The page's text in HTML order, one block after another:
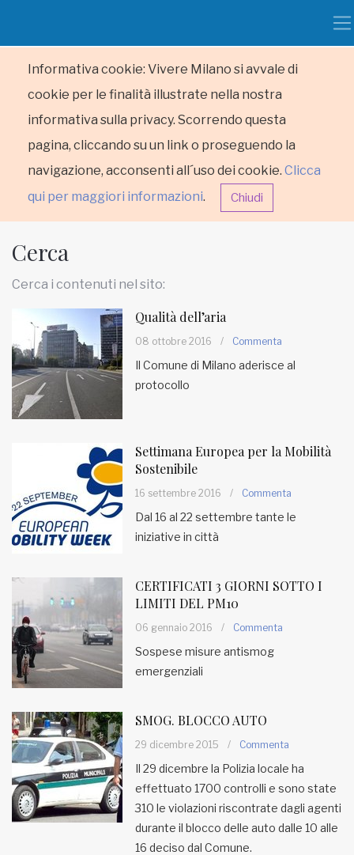
Informativa cookie: Vivere Milano si avvale di
cookie per le finalità illustrate nella nostra
informativa sulla privacy. Scorrendo questa
pagina, cliccando su un link o proseguendo la
navigazione, acconsenti all´uso dei cookie. Clicca
qui per maggiori informazioni. Chiudi
HOME
RUBRICHE
MUNICIPI
Iscriviti alla newsletter
www.viveremilano.info
Fondato e diretto da Enzo De
EDB edizioni - Via Brivio angolo C.
Imbonati, 89 20159 Milano (Italia)
Informativa sulla privacy
Cerca
Cerca i contenuti nel sito:
Qualità dell’aria
08 ottobre 2016 / Commenta
Il Comune di Milano aderisce al
protocollo
Settimana Europea per la Mobilità
Sostenibile
16 settembre 2016 / Commenta
Dal 16 al 22 settembre tante le
iniziative in città
CERTIFICATI 3 GIORNI SOTTO I
LIMITI DEL PM10
06 gennaio 2016 / Commenta
Sospese misure antismog
emergenziali
SMOG. BLOCCO AUTO
29 dicembre 2015 / Commenta
Il 29 dicembre la Polizia locale ha
effettuato 1700 controlli e sono state
310 le violazioni riscontrate dagli agenti
durante il blocco delle auto dalle 10 alle
16 deciso dal Comune.